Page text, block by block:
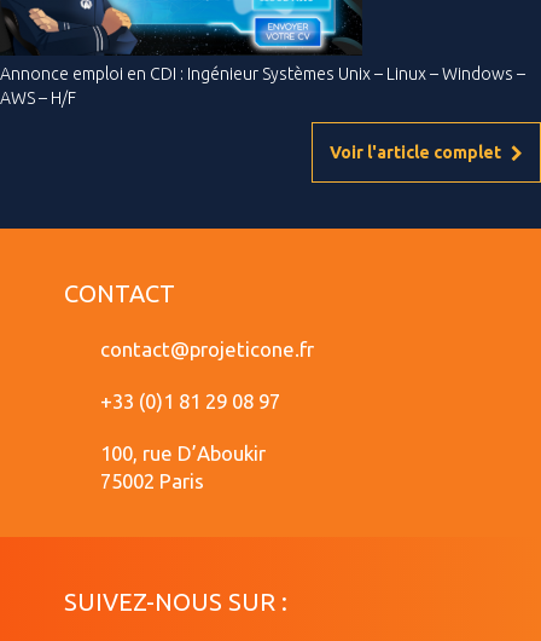
Annonce emploi en CDI : Ingénieur Systèmes Unix – Linux – Windows –
AWS – H/F
Voir l'article complet
CONTACT
contact@projeticone.fr
+33 (0)1 81 29 08 97
100, rue D’Aboukir
75002 Paris
SUIVEZ-NOUS SUR :